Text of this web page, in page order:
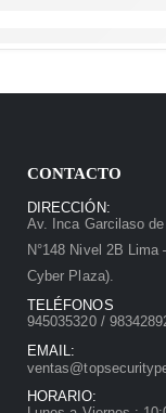
CONTACTO
DIRECCIÓN:
Av. Inca Garcilaso
N°148 Nivel 2B Lima
Cyber Plaza).
TELÉFONOS
945035320 /
EMAIL:
HORARIO: